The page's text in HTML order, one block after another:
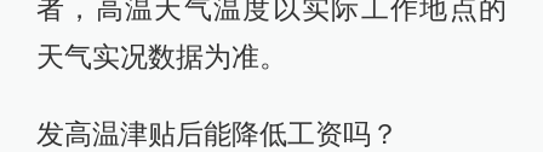
者，高温天气温度以实际工作地点的
天气实况数据为准。
发高温津贴后能降低工资吗？